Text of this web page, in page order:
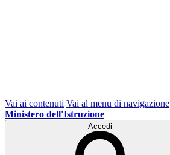
Vai ai contenuti Vai al menu di navigazione
Ministero dell'Istruzione
Accedi